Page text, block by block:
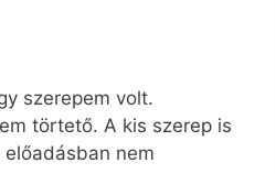
szerepem volt.
törtető. A kis szerep is
nem